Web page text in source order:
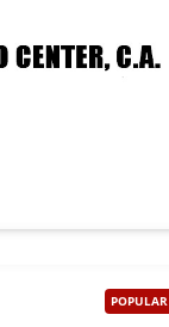
POPULAR